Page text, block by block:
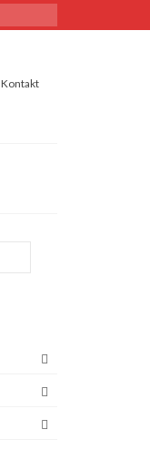
Kontakt